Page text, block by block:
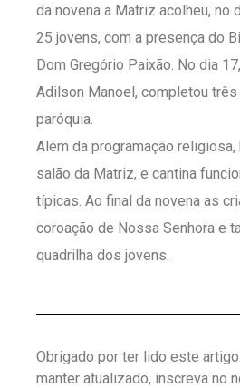
da novena a Matriz acolheu, no
25 jovens, com a presença do
Dom Gregório Paixão. No dia
Adilson Manoel, completou
paróquia.
Além da programação
salão da Matriz, e cantina
típicas. Ao final da novena as
coroação de Nossa Senhora e
quadrilha dos jovens.
Obrigado por ter lido este
manter atualizado, inscreva no